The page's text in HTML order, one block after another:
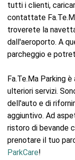
tutti i clienti,
contattate
troverete la
dall'aeroporto. A
parcheggio e
Fa.Te.Ma Parking
ulteriori servizi.
dell'auto e di
aggiuntivo. Ad
ristoro di bevande
prenotare il tuo
ParkCare!